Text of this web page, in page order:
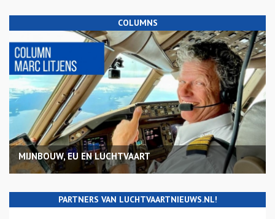
COLUMNS
MIJNBOUW, EU EN LUCHTVAART
PARTNERS VAN LUCHTVAARTNIEUWS.NL!